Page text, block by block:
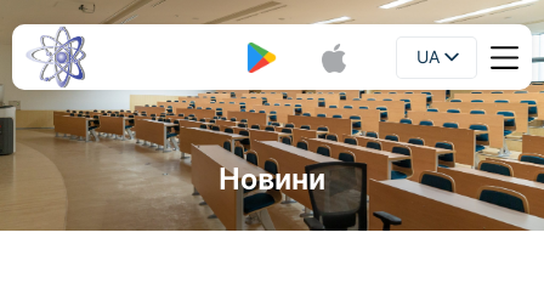
UA
EN
Новини